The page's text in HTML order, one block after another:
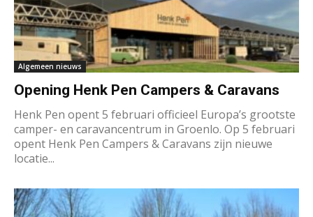
Algemeen nieuws
Opening Henk Pen Campers & Caravans
Henk Pen opent 5 februari officieel Europa’s grootste
camper- en caravancentrum in Groenlo. Op 5 februari
opent Henk Pen Campers & Caravans zijn nieuwe
locatie...